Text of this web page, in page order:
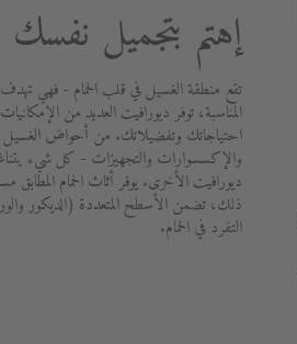
إهتم بتجميل
تقع منطقة الغسيل في قلب الحمام - فهي
المناسبة، توفر ديورافيت العديد من
احتياجاتك وتفضيلاتك. من أحواض الغسيل
والإكسسوارات والتجهيزات - كل شيء
ديورافيت الأخرى. يوفر أثاث الحمام المطابق
ذلك، تضمن الأسطح المتعددة (الديكور
التفرد في الحمام.